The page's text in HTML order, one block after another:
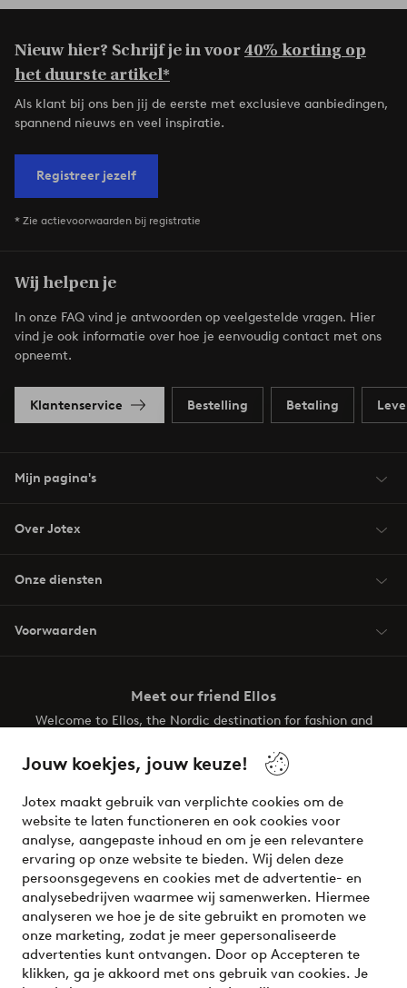
Jouw koekjes, jouw keuze!
Jotex maakt gebruik van verplichte cookies om de
website te laten functioneren en ook cookies voor
analyse, aangepaste inhoud en om je een relevantere
ervaring op onze website te bieden. Wij delen deze
persoonsgegevens en cookies met de advertentie- en
analysebedrijven waarmee wij samenwerken. Hiermee
analyseren we hoe je de site gebruikt en promoten we
onze marketing, zodat je meer gepersonaliseerde
advertenties kunt ontvangen. Door op Accepteren te
klikken, ga je akkoord met ons gebruik van cookies. Je
Nieuw hier? Schrijf je in voor40% korting op
het duurste artikel*
Als klant bij ons ben jij de eerste met exclusieve aanbiedingen,
spannend nieuws en veel inspiratie.
Registreer jezelf
* Zie actievoorwaarden bij registratie
Wij helpen je
In onze FAQ vind je antwoorden op veelgestelde vragen. Hier
vind je ook informatie over hoe je eenvoudig contact met ons
opneemt.
Klantenservice Bestelling Betaling
Mijn pagina's
Over Jotex
Onze diensten
Voorwaarden
Meet our friend Ellos
Welcome to Ellos, the Nordic destination for fashion and
your wardrobe. Your next inspiring look is here!
Veilig betalen - Nu betalen of opsplitsen
Wil je meer weten over onze betaalopties?